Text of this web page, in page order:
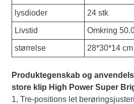
lysdioder 24 stk
Livstid Omkring
størrelse 28*30*14 cm
Produktegenskab og
store klip High Power Super
1, Tre-positions let